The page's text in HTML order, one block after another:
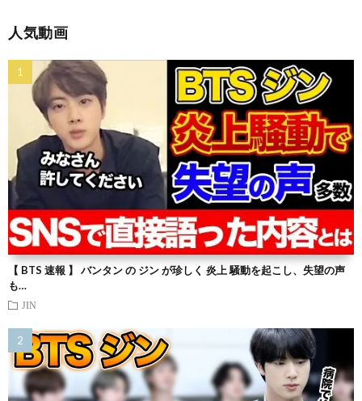
人気動画
【 BTS 速報 】 バンタン の ジン が珍しく 炎上 騒動を起こし、失望の声
も…
JIN